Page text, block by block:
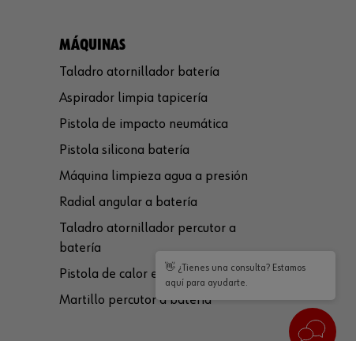
MÁQUINAS
Taladro atornillador batería
Aspirador limpia tapicería
Pistola de impacto neumática
Pistola silicona batería
Máquina limpieza agua a presión
Radial angular a batería
Taladro atornillador percutor a
batería
Pistola de calor eléctrica
Martillo percutor a batería
👋 ¿Tienes una consulta? Estamos
aquí para ayudarte.